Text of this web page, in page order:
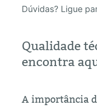
Dúvidas? Ligue
Qualidade
encontra
A importância